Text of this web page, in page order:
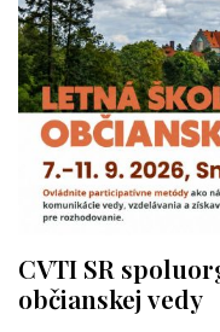
CVTI SR
občianskej vedy